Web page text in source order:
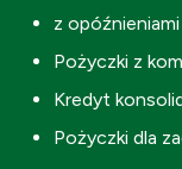
z
Pożyczki z
Kredyt
Pożyczki dla